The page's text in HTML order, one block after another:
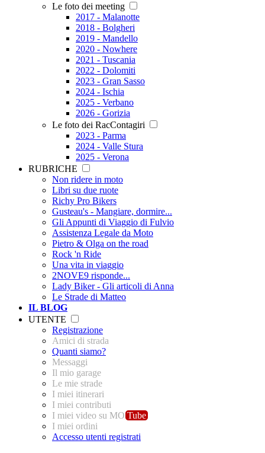
Le foto dei meeting
2017 - Malanotte
2018 - Bolgheri
2019 - Mandello
2020 - Nowhere
2021 - Tuscania
2022 - Dolomiti
2023 - Gran Sasso
2024 - Ischia
2025 - Verbano
2026 - Gorizia
Le foto dei RacContagiri
2023 - Parma
2024 - Valle Stura
2025 - Verona
RUBRICHE
Non ridere in moto
Libri su due ruote
Richy Pro Bikers
Gusteau's - Mangiare, dormire...
Gli Appunti di Viaggio di Fulvio
Assistenza Legale da Moto
Pietro & Olga on the road
Rock 'n Ride
Una vita in viaggio
2NOVE9 risponde...
Lady Biker - Gli articoli di Anna
Le Strade di Matteo
IL BLOG
UTENTE
Registrazione
Amici di strada
Quanti siamo?
Messaggi
Il mio garage
Le mie strade
I miei itinerari
I miei contributi
I miei video su MO Tube
I miei ordini
Accesso utenti registrati